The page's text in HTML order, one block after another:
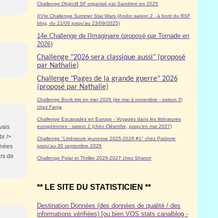
/>
de
Challenge Objectif SF organisé par Sandrine en 2025
XVIe Challenge Summer Star Wars (Andor saison 2 - à bord du RSF
blog, du 21/06 jusqu'au 23/09/2025)
14e Challenge de l'Imaginaire (proposé par Tornade en
2026)
Challenge "2026 sera classique aussi" (proposé
par Nathalie)
Challenge "Pages de la grande guerre" 2026
(proposé par Nathalie)
Challenge Book trip en mer 2026 (de mai à novembre - saison 3)
chez Fanja
Challenge Escapades en Europe - Voyages dans les littératures
européennes - saison 2 (chez Cléanthe, jusqu'en mai 2027)
Challenge "Littérature jeunesse 2025-2026 #1" chez Pativore
jusqu'au 30 septembre 2026
Challenge Polar et Thriller 2026-2027 chez Sharon
** LE SITE DU STATISTICIEN **
Destination Données (des données de qualité / des
informations vérifiées) [ou bien VOS stats canalblog -